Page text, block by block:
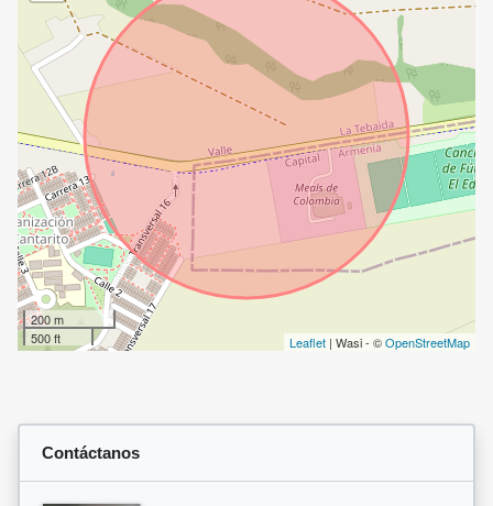
200 m
500 ft
Leaflet | Wasi - ©OpenStreetMap
Contáctanos